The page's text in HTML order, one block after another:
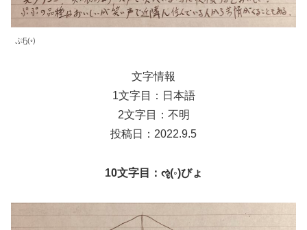
ぷҔฺ(◦)
文字情報
1文字目：日本語
2文字目：不明
投稿日：2022.9.5
10文字目：ૡฺ(◦)びょ